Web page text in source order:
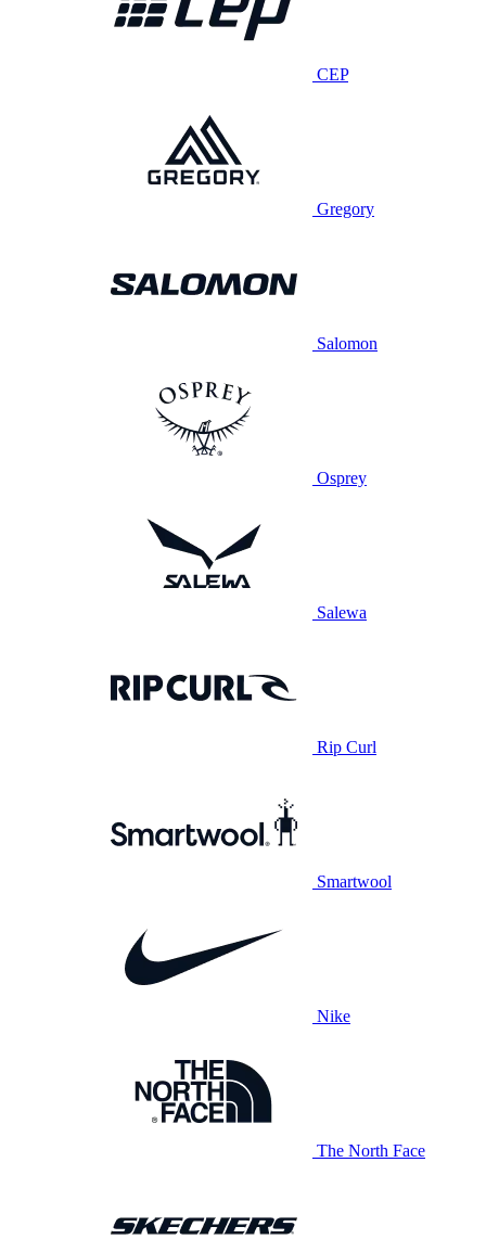
CEP
Gregory
Salomon
Osprey
Salewa
Rip Curl
Smartwool
Nike
The North Face